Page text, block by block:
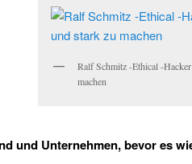
Ralf Schmitz -Ethical -
machen
und Unternehmen, bevor es